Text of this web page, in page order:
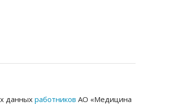
данных работников АО «Медицина